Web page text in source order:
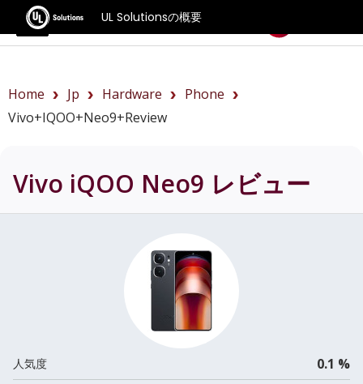
UL Solutionsの概要
ベンチマーク
Home Jp Hardware
Phone
Vivo+iQOO+Neo9+review
Vivo iQOO Neo9 レビュー
人気度 0.1 %